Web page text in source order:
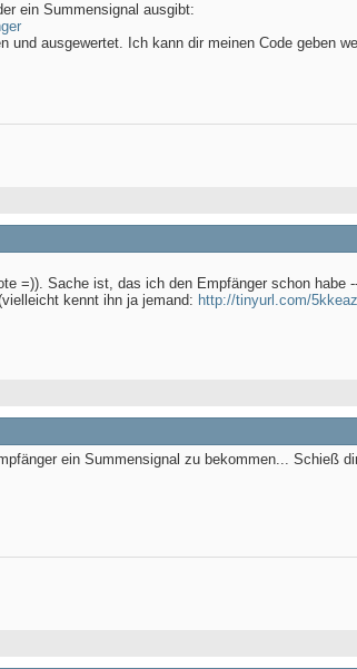
ein Summensignal ausgibt:
und ausgewertet. Ich kann dir meinen Code geben
=)). Sache ist, das ich den Empfänger schon habe
kennt ihn ja jemand: http://tinyurl.com/5kkeaz
ein Summensignal zu bekommen... Schieß